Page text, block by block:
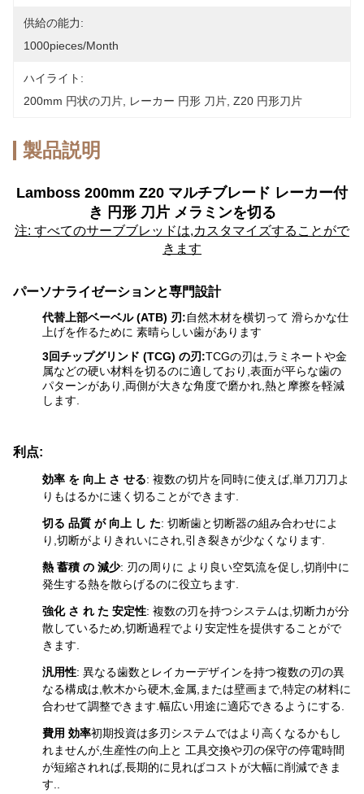
供給の能力:
1000pieces/month
ハイライト:
200mm 円状の刀片
レーカー 円形 刀片 Z20 円形刀片
製品説明
Lamboss 200mm Z20 マルチブレード レーカー付
き 円形 刀片 メラミンを切る
注: すべてのサーブブレッドは,カスタマイズすることがで
きます
パーソナライゼーションと専門設計
代替上部ベーベル (ATB) 刃:自然木材を横切って 滑らかな仕
上げを作るために 素晴らしい歯があります
3回チップグリンド (TCG) の刃:TCGの刃は,ラミネートや金
属などの硬い材料を切るのに適しており,表面が平らな歯の
パターンがあり,両側が大きな角度で磨かれ,熱と摩擦を軽減
します.
利点:
効率 を 向上 さ せる: 複数の切片を同時に使えば,単刀刀刀よ
りもはるかに速く切ることができます.
切る 品質 が 向上 し た: 切断歯と切断器の組み合わせによ
り,切断がよりきれいにされ,引き裂きが少なくなります.
熱 蓄積 の 減少: 刃の周りに より良い空気流を促し,切削中に
発生する熱を散らげるのに役立ちます.
強化 さ れ た 安定性: 複数の刃を持つシステムは,切断力が分
散しているため,切断過程でより安定性を提供することがで
きます.
汎用性: 異なる歯数とレイカーデザインを持つ複数の刃の異
なる構成は,軟木から硬木,金属,または壁画まで,特定の材料に
合わせて調整できます.幅広い用途に適応できるようにする.
費用 効率初期投資は多刃システムではより高くなるかもし
れませんが,生産性の向上と 工具交換や刃の保守の停電時間
が短縮されれば,長期的に見ればコストが大幅に削減できま
す..